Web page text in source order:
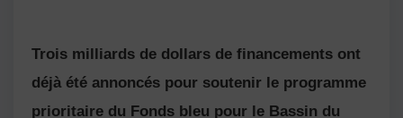
Trois milliards de dollars de financements ont
déjà été annoncés pour soutenir le programme
prioritaire du Fonds bleu pour le Bassin du